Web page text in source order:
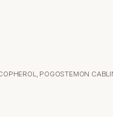
POGOSTEMON